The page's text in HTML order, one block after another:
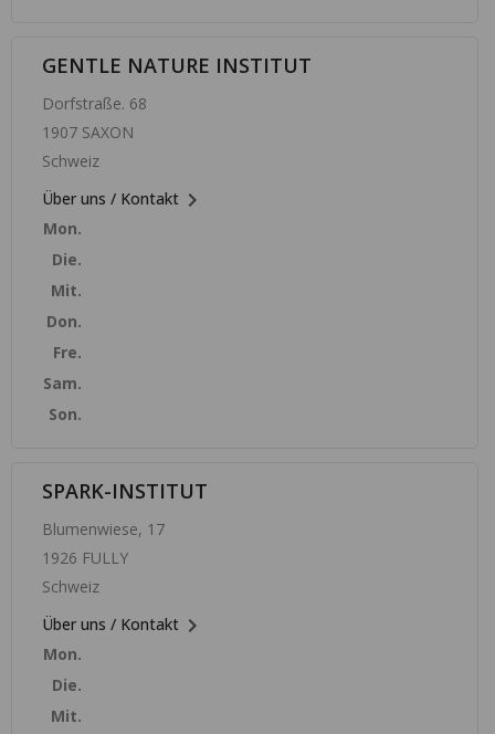
GENTLE NATURE INSTITUT
Dorfstraße. 68
1907 SAXON
Schweiz
Über uns / Kontakt 
Mon.
Die.
Mit.
Don.
Fre.
Sam.
Son.
SPARK-INSTITUT
Blumenwiese, 17
1926 FULLY
Schweiz
Über uns / Kontakt 
Mon.
Die.
Mit.